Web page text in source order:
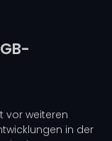
vor weiteren
in der